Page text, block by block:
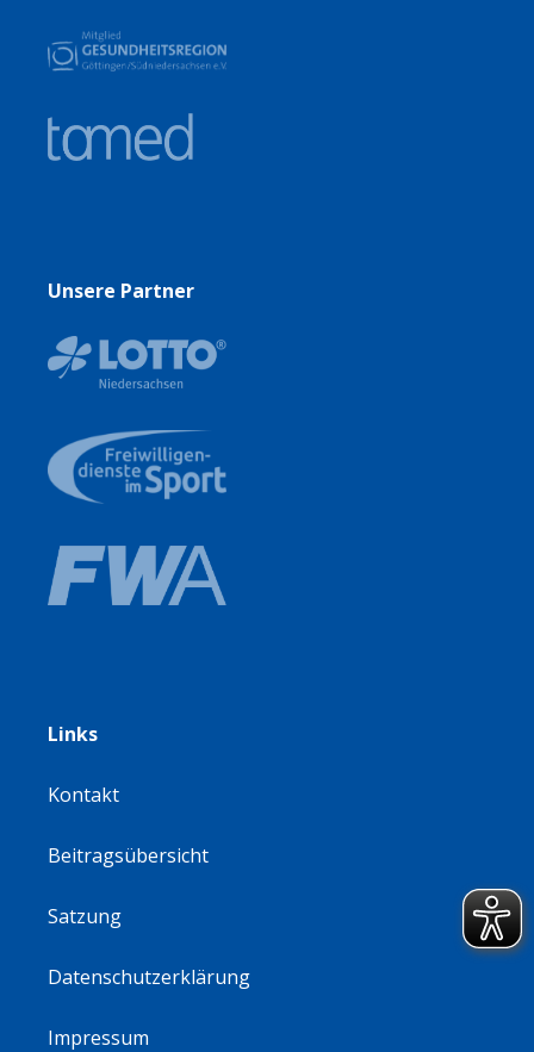
Unsere Partner
Links
Kontakt
Beitragsübersicht
Satzung
Datenschutzerklärung
Impressum